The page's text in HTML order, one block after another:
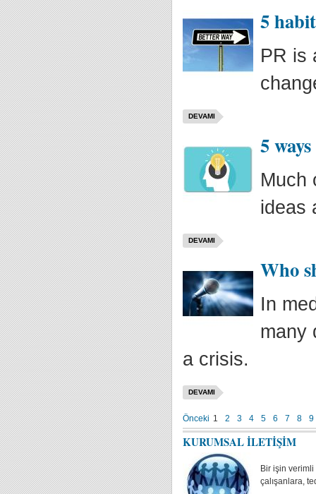
5
PR is
DEVAMI
5
Much
ideas
DEVAMI
Who
In
many
a crisis.
DEVAMI
Önceki 1 2 3 4 5 6 7 8 9
KURUMSAL İLETİŞİM
Bir işin
çalışanlara,